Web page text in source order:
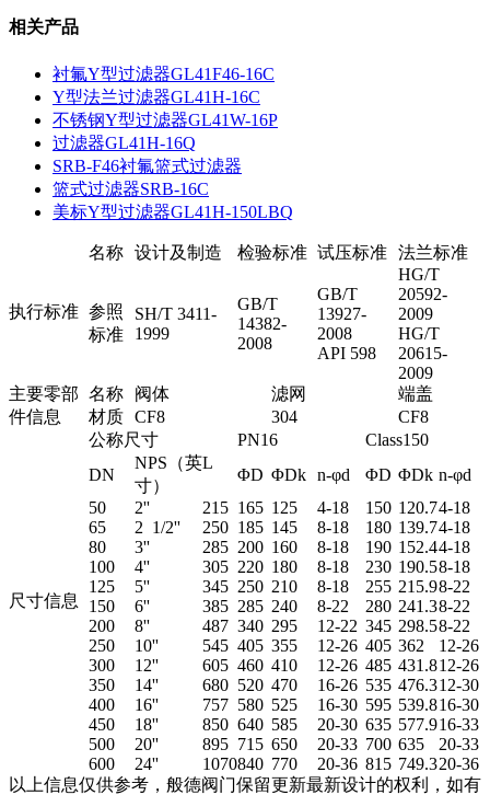
相关产品
衬氟Y型过滤器GL41F46-16C
Y型法兰过滤器GL41H-16C
不锈钢Y型过滤器GL41W-16P
过滤器GL41H-16Q
SRB-F46衬氟篮式过滤器
篮式过滤器SRB-16C
美标Y型过滤器GL41H-150LBQ
执行标准
名称 设计及制造 检验标准 试压标准 法兰标准
参照
标准
SH/T 3411-
1999
GB/T
14382-
2008
GB/T
13927-
2008
API 598
HG/T
20592-
2009
HG/T
20615-
2009
主要零部
件信息
名称 阀体 滤网
端盖
材质 CF8 304 CF8
尺寸信息
公称尺寸
L
PN16
Class150
DN
NPS（英
寸）
ΦD ΦDk n-φd ΦD ΦDk n-φd
50
2'' 215 165 125 4-18 150 120.74-18
65
2 1/2'' 250 185 145 8-18 180 139.74-18
80
3'' 285 200 160 8-18 190 152.44-18
100
4'' 305 220 180 8-18 230 190.58-18
125
5'' 345 250 210 8-18 255 215.98-22
150
6'' 385 285 240 8-22 280 241.38-22
200
8'' 487 340 295 12-22 345 298.58-22
250
10'' 545 405 355 12-26 405 362
12-26
300
12'' 605 460 410 12-26 485 431.812-26
350
14'' 680 520 470 16-26 535 476.312-30
400
16'' 757 580 525 16-30 595 539.816-30
450
18'' 850 640 585 20-30 635 577.916-33
500
20'' 895 715 650 20-33 700 635
20-33
600
24'' 1070840 770 20-36 815 749.320-36
以上信息仅供参考，般德阀门保留更新最新设计的权利，如有